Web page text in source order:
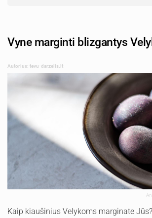
Vyne marginti blizgantys
Autorius: tevu-darzelis.lt
Kaip kiaušinius Velykoms marginate